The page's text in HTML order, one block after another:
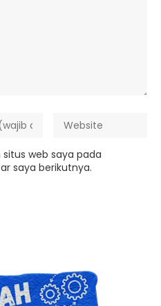
web saya pada
saya berikutnya.